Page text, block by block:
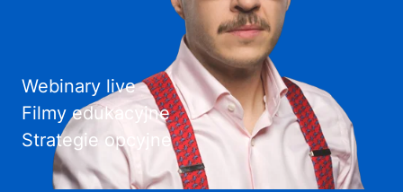
Webinary live
Filmy edukacyjne
Strategie opcyjne